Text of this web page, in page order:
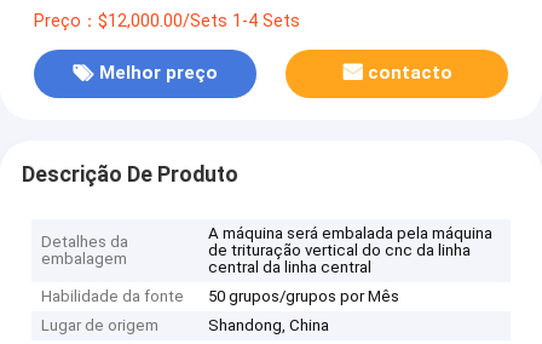
máquina 3axis 4 do cnc de Formosa para o metal
Preço：$12,000.00/Sets 1-4 Sets
Melhor preço contacto
Descrição De Produto
Detalhes da
embalagem
A máquina será embalada pela máquina
de trituração vertical do cnc da linha
central da linha central
Habilidade da fonte
50 grupos/grupos por Mês
Lugar de origem
Shandong, China